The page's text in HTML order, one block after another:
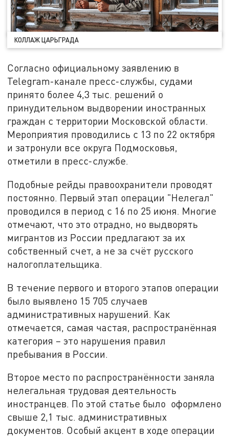
КОЛЛАЖ ЦАРЬГРАДА
Согласно официальному заявлению в
Telegram-канале пресс-службы, судами
принято более 4,3 тыс. решений о
принудительном выдворении иностранных
граждан с территории Московской области.
Мероприятия проводились с 13 по 22 октября
и затронули все округа Подмосковья,
отметили в пресс-службе.
Подобные рейды правоохранители проводят
постоянно. Первый этап операции "Нелегал"
проводился в период с 16 по 25 июня. Многие
отмечают, что это отрадно, но выдворять
мигрантов из России предлагают за их
собственный счет, а не за счёт русского
налогоплательщика.
В течение первого и второго этапов операции
было выявлено 15 705 случаев
административных нарушений. Как
отмечается, самая частая, распространённая
категория – это нарушения правил
пребывания в России.
Второе место по распространённости заняла
нелегальная трудовая деятельность
иностранцев. По этой статье было оформлено
свыше 2,1 тыс. административных
документов. Особый акцент в ходе операции